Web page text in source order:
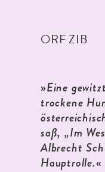
ORF ZIB
»Eine
trockene
saß, „Im
Albrecht
Hauptrolle.«